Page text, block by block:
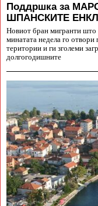
Поддршка за
ШПАНСКИТЕ
Новиот бран мигранти
минатата недела го
територии и ги зголеми
долгогодишните